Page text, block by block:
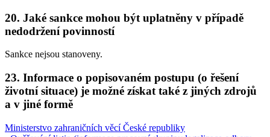
20. Jaké sankce mohou být uplatněny v případě
nedodržení povinností
Sankce nejsou stanoveny.
23. Informace o popisovaném postupu (o řešení
životní situace) je možné získat také z jiných zdrojů
a v jiné formě
Ministerstvo zahraničních věcí České republiky